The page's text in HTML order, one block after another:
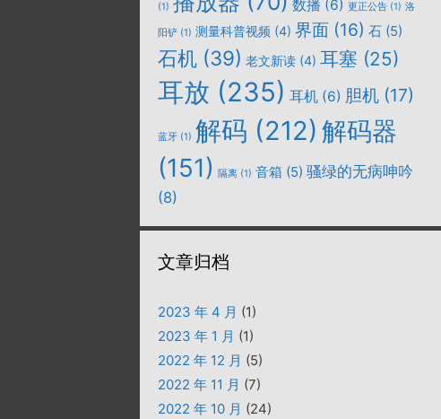
(1) 数播 (6) 更正公告 (1) 洛
阳铲 (1) 测量科普视频 (4) 界面 (16) 石 (5)
石机 (39) 老文新读 (4) 耳塞 (25)
耳放 (235) 耳机 (6) 胆机 (17)
蓝牙 (1) 解码 (212) 解码器
(151) 隔离 (1) 音箱 (5) 骚绿的无病呻吟
(8)
文章归档
2023 年 4 月 (1)
2023 年 1 月 (1)
2022 年 12 月 (5)
2022 年 11 月 (7)
2022 年 10 月 (24)